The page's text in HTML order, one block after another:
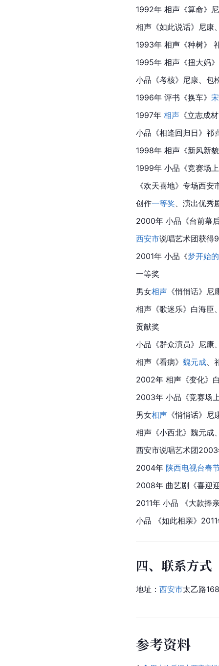
1992年 相声《算命》
相声《如此说话》尼康
1993年 相声《种树》
1995年 相声《扭大妈
小品 《考核》尼康、
1996年 评书 《换车》
1997年 相声 《立志成
小品 《相逢回归日》祁
1998年 相声《新风新
1999年 小品《竞赛场
《欢天喜地》专场西安
创作一等奖 、演出优秀
2000年 小品《台前幕
西安市说唱艺术团获得
2001年 小品 《梦开始
一等奖
男女相声 《悄悄话》 尼
相声《歌迷乐》白海臣
贡献奖
小品 《群众演员》 尼康
相声《看病》 魏元成
2002年 相声《变化》
2003年 小品 《竞赛场
男女相声 《悄悄话》 尼
相声《小西北》魏元成
西安市说唱艺术团
2004年 陕西电视台春
2008年 曲艺剧《喜迎
2011年 小品 《大款捧
小品 《如此相亲》
四、联系方式
地址： 西安市太乙路
参考资料